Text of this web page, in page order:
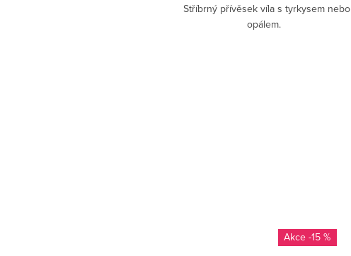
Stříbrný přívěsek víla s tyrkysem nebo
opálem.
-15 %